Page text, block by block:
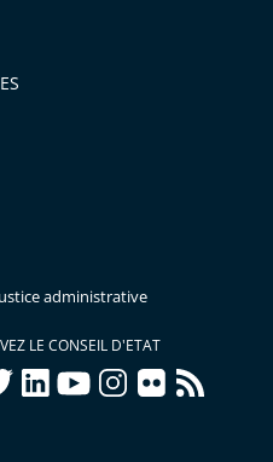
administrative
LE CONSEIL D'ETAT
linkedInyoutubeinstagram
flickr rss